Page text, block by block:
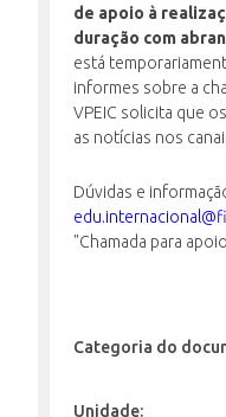
CONTATO
de apoio à
duração com
está
informes sobre a
VPEIC solicita que
as notícias nos
Dúvidas e
"Chamada para
Categoria do
Unidade: